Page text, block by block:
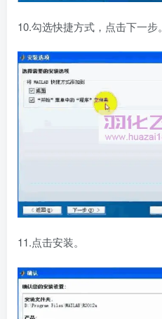
10.勾选快捷方式，点击下一步。
11.点击安装。